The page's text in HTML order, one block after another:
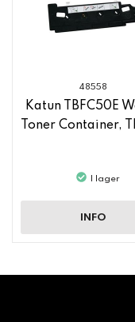
48558
Katun TBFC50E
Toner Container,
I lager
INFO